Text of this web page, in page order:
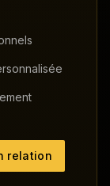
relation